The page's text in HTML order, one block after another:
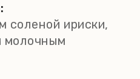
соленой ириски,
молочным